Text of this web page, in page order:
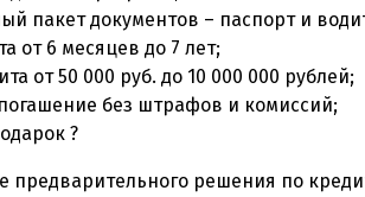
пакет документов – паспорт и
от 6 месяцев до 7 лет;
от 50 000 руб. до 10 000 000 рублей;
без штрафов и комиссий;
?
предварительного решения по